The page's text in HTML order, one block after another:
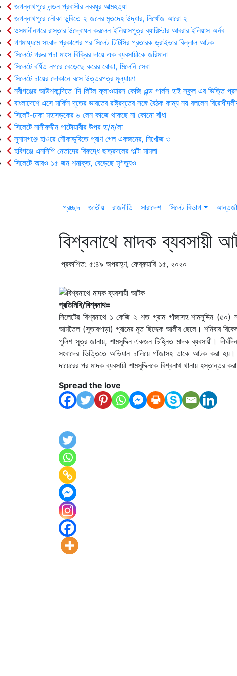
জগন্নাথপুরে লন্ডন প্রবাসীর নববধুর আত্মহত্যা
জগন্নাথপুরে নৌকা ডুবিতে ২ জনের মৃতদেহ উদ্ধার, নিখোঁজ আরো ২
ওসমানীনগরে রাস্তার উদ্বোধন করলেন ইলিয়াসপুত্র ব্যারিস্টার আবরার ইলিয়াস অর্নব
গণমাধ্যমে সংবাদ প্রকাশের পর সিলেট টিটিসির প্রতারক ড্রাইভার বিল্লাল আটক
সিলেটে গরুর পচা মাংস বিক্রির দায়ে এক ব্যবসায়ীকে জরিমানা
সিলেটে বর্ধিত নগরে বেড়েছে করের বোঝা, মিলেনি সেবা
সিলেটে চায়ের দোকানে বসে উত্তরপত্র মূল্যায়ণ
নবীগঞ্জের আউশকান্দিতে ‘দি লিটল ফ্লাওয়ারস কেজি এন্ড গার্লস হাই স্কুল এর ভিত্তি
বাংলাদেশে এসে মার্কিন দূতের ভারতের রাষ্ট্রদূতের সঙ্গে বৈঠক কাম্য নয় বললেন
সিলেট-ঢাকা মহাসড়কের ৬ লেন কাজে থাকছে না কোনো বাঁধা
সিলেটে নাসীরুদ্দীন পাটোয়ারীর উপর হা/ম/লা
সুনামগঞ্জে হাওরে নৌকাডুবিতে প্রাণ গেল একজনের, নিখোঁজ ৩
হবিগঞ্জে এনসিপি নেতাদের বিরুদ্ধে ছাত্রদলের পাল্টা মামলা
সিলেটে আরও ১৫ জন শনাক্ত, বেড়েছে মৃ*ত্যুও
প্রচ্ছদ জাতীয় রাজনীতি সারাদেশ সিলেট বিভাগ
বিশ্বনাথে মাদক ব্যবসায়ী
প্রকাশিত: ৫:৪৯ অপরাহ্ণ, ফেব্রুয়ারি ১৫, ২০২০
প্রতিনিধি/বিশ্বনাথঃঃ
সিলেটের বিশ্বনাথে ১ কেজি ২ শত গ্রাম গাঁজাসহ শামসুদ্দিন
আমতৈল (সুতারপাড়া) গ্রামের মৃত ছিদ্দেক আলীর ছেলে। শনিবার
পুলিশ সূত্র জানায়, শামসুদ্দিন একজন চিহ্নিত মাদক ব্যবসায়ী।
সংবাদের ভিত্তিতে অভিযান চালিয়ে গাঁজাসহ তাকে আটক করা
দায়েরের পর মাদক ব্যবসায়ী শামসুদ্দিনকে বিশ্বনাথ থানায় হস্তান্তর
Spread the love